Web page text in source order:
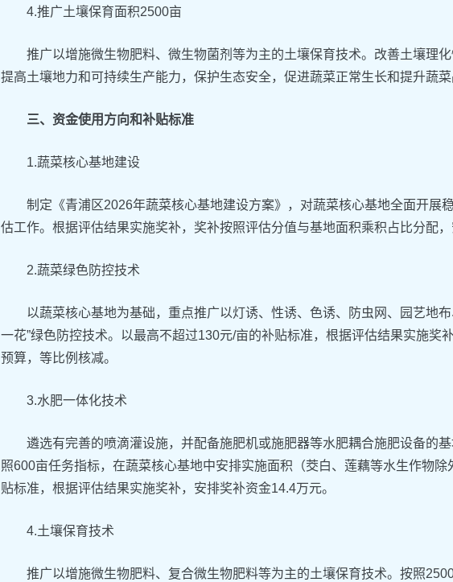
4.推广土壤保育面积2500亩
推广以增施微生物肥料、微生物菌剂等为主的土壤保育技术。改善土壤理
提高土壤地力和可持续生产能力，保护生态安全，促进蔬菜正常生长和提升蔬菜
三、资金使用方向和补贴标准
1.蔬菜核心基地建设
制定《青浦区2026年蔬菜核心基地建设方案》，对蔬菜核心基地全面开展
估工作。根据评估结果实施奖补，奖补按照评估分值与基地面积乘积占比分配，
2.蔬菜绿色防控技术
以蔬菜核心基地为基础，重点推广以灯诱、性诱、色诱、防虫网、园艺地
一花”绿色防控技术。以最高不超过130元/亩的补贴标准，根据评估结果实施奖
预算，等比例核减。
3.水肥一体化技术
遴选有完善的喷滴灌设施，并配备施肥机或施肥器等水肥耦合施肥设备的
照600亩任务指标，在蔬菜核心基地中安排实施面积（茭白、莲藕等水生作物
贴标准，根据评估结果实施奖补，安排奖补资金14.4万元。
4.土壤保育技术
推广以增施微生物肥料、复合微生物肥料等为主的土壤保育技术。按照